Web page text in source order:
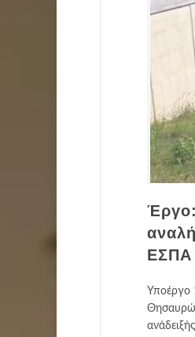
Έργο:
ΕΣΠΑ
Υποέργο